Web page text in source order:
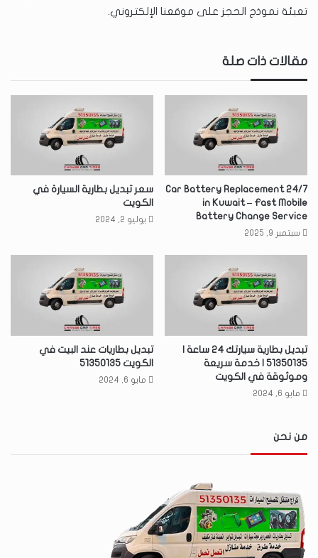
تعبئة نموذج الحجز على موقعنا الإلكتروني.
مقالات ذات صلة
24/7 Car Battery Replacement
in Kuwait – Fast Mobile
Battery Change Service
سبتمبر 9, 2025
سعر تبديل بطارية السيارة في
الكويت
يوليو 2, 2024
تبديل بطارية سيارتك 24 ساعة |
51350135 | خدمة سريعة
وموثوقة في الكويت
مايو 6, 2024
تبديل بطاريات عند البيت في
الكويت 51350135
مايو 6, 2024
من نحن